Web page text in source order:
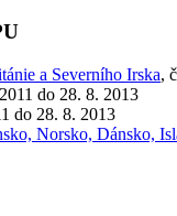
a Severního Irska,
do 28. 8. 2013
do 28. 8. 2013
Norsko, Dánsko,